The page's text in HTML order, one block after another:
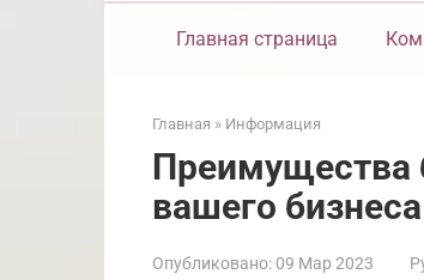
Главная страница
Главная » Информация
Преимущества
вашего бизнеса
Опубликовано: 09 Мар 2023